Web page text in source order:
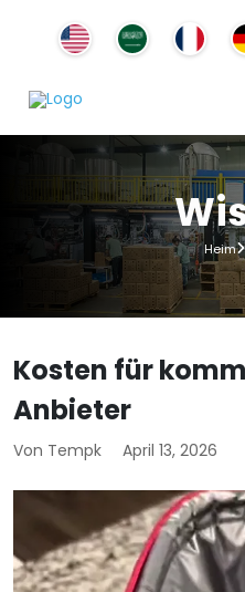
Heim
Kosten für
Anbieter
Von Tempk April 13, 2026